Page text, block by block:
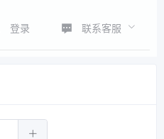
登录 联系客服